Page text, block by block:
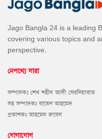
Jago Bangla 24 is a leading
covering various topics and
perspective.
নেপথ্যে যারা
সম্পাদকঃ শেখ শহীদ আলী সেরনিয়াবাত
সহ সম্পাদকঃ বাতেন আহমেদ
প্রকাশকঃ আহমেদ রুবেল
যোগাযোগ